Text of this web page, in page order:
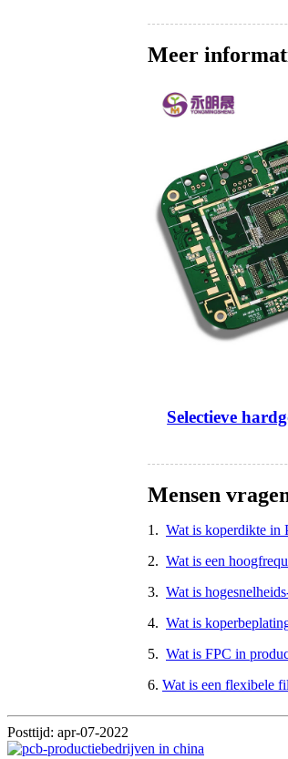
Meer
Selectieve
Mensen
1. Wat is koperdikte in
2. Wat is een
3. Wat is
4. Wat is
5. Wat is FPC in
6. Wat is een flexibele
Posttijd: apr-07-2022